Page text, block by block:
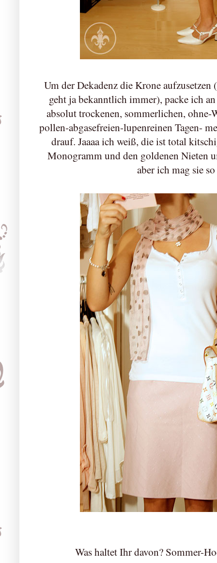
Um der Dekadenz die Krone aufzusetzen
geht ja bekanntlich immer), packe ich
absolut trockenen, sommerlichen,
pollen-abgasefreien-lupenreinen Tagen-
drauf. Jaaaa ich weiß, die ist total
Monogramm und den goldenen Nieten
aber ich mag sie
Was haltet Ihr davon? Sommer-